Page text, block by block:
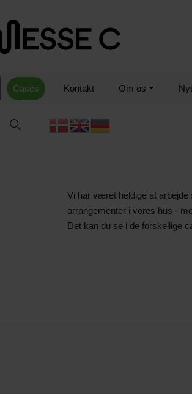
Cases Kontakt Om os Nyt
Vi har været heldige at
arrangementer i vores hus -
Det kan du se i de forskellige